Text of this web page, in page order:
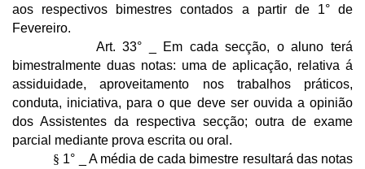
aos respectivos bimestres contados a partir de 1° de
Fevereiro.
Art. 33° _ Em cada secção, o aluno terá
bimestralmente duas notas: uma de aplicação, relativa á
assiduidade, aproveitamento nos trabalhos práticos,
conduta, iniciativa, para o que deve ser ouvida a opinião
dos Assistentes da respectiva secção; outra de exame
parcial mediante prova escrita ou oral.
§ 1° _ A média de cada bimestre resultará das notas